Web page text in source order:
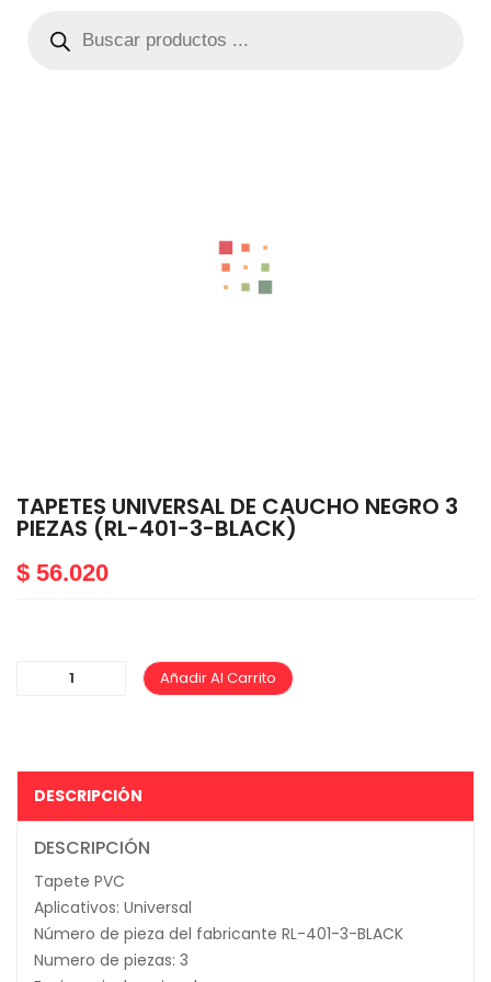
TAPETES UNIVERSAL DE CAUCHO NEGRO 3
PIEZAS (RL-401-3-BLACK)
$ 56.020
Añadir Al Carrito
DESCRIPCIÓN
DESCRIPCIÓN
Tapete PVC
Aplicativos: Universal
Número de pieza del fabricante RL-401-3-BLACK
Numero de piezas: 3